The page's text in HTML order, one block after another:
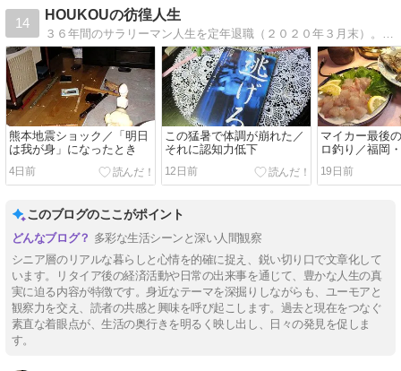
14
HOUKOUの彷徨人生
３６年間のサラリーマン人生を定年退職（２０２０年３月末）。その後しぶとく短時間再任用で仕事していますが、いつまで続くことやら。読書、音楽、釣り、旅行、定年その後などについて書いていこうと思っています。
熊本地震ショック／「明日
は我が身」になったとき
4日前
この猛暑で体調が崩れた／
それに認知力低下
12日前
マイカー最後
ロ釣り／福岡
19日前
このブログのここがポイント
多彩な生活シーンと深い人間観察
シニア層のリアルな暮らしと心情を的確に捉え、鋭い切り口で文章化して
います。リタイア後の経済活動や日常の出来事を通じて、豊かな人生の真
実に迫る内容が特徴です。身近なテーマを深掘りしながらも、ユーモアと
観察力を交え、読者の共感と興味を呼び起こします。過去と現在をつなぐ
素直な着眼点が、生活の奥行きを明るく映し出し、日々の発見を促しま
す。